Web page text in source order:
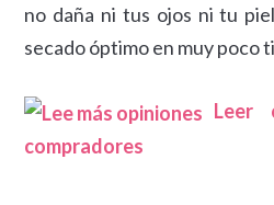
no daña ni tus ojos ni tu
secado óptimo en muy poco
Leer
compradores